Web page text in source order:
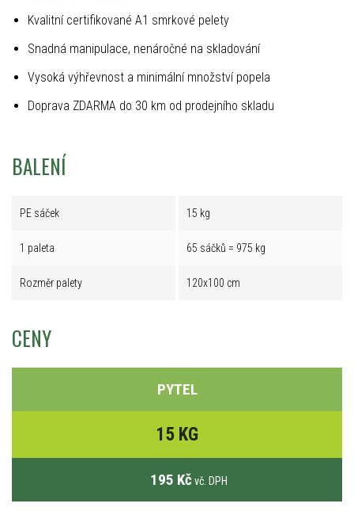
Kvalitní certifikované A1 smrkové pelety
Snadná manipulace, nenáročné na skladování
Vysoká výhřevnost a minimální množství popela
Doprava ZDARMA do 30 km od prodejního skladu
BALENÍ
PE sáček 15 kg
1 paleta 65 sáčků = 975 kg
Rozměr palety 120x100 cm
CENY
PYTEL
15 KG
195 Kč vč. DPH